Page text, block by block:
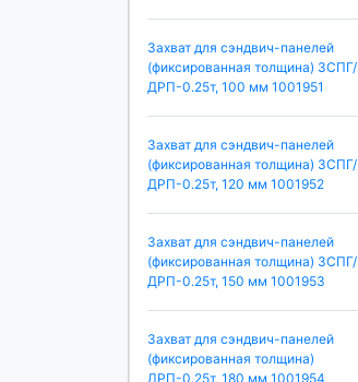
Захват для сэндвич-панелей
(фиксированная толщина) ЗСПГ/
ДРП-0.25т, 100 мм 1001951
Захват для сэндвич-панелей
(фиксированная толщина) ЗСПГ/
ДРП-0.25т, 120 мм 1001952
Захват для сэндвич-панелей
(фиксированная толщина) ЗСПГ/
ДРП-0.25т, 150 мм 1001953
Захват для сэндвич-панелей
(фиксированная толщина)
ДРП-0.25т, 180 мм 1001954